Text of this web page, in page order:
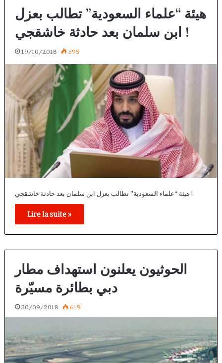
هيئة “علماء السعودية” تطالب بعزل
ابن سلمان بعد حادثة خاشقجي !
19/10/2018 595
هيئة “علماء السعودية” تطالب بعزل ابن سلمان بعد حادثة خاشقجي !
Lire la suite »
الحوثيون يعلنون استهداف مطار
دبي بطائرة مسيّرة
30/09/2018 619